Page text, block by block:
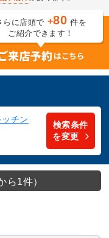
らに店頭で +80 件を
ご紹介できます！
チン
検索条件
を変更
ら1件）